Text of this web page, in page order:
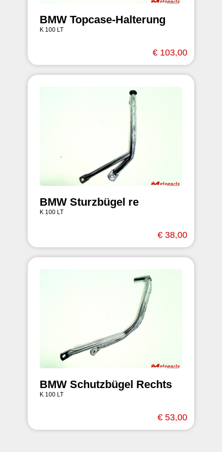
BMW Topcase-Halterung
K 100 LT
€ 103,00
BMW Sturzbügel re
K 100 LT
€ 38,00
BMW Schutzbügel Rechts
K 100 LT
€ 53,00